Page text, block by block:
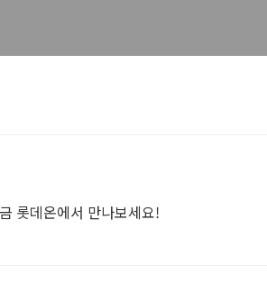
롯데온에서 만나보세요!